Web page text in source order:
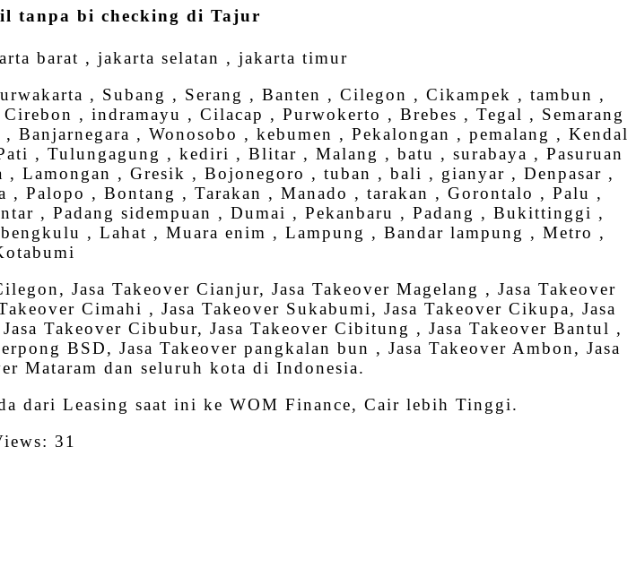
tanpa bi checking di Tajur
barat , jakarta selatan , jakarta timur
, Subang , Serang , Banten , Cilegon , Cikampek , tambun ,
, indramayu , Cilacap , Purwokerto , Brebes , Tegal , Semarang
, Wonosobo , kebumen , Pekalongan , pemalang , Kendal
, Tulungagung , kediri , Blitar , Malang , batu , surabaya , Pasuruan
Lamongan , Gresik , Bojonegoro , tuban , bali , gianyar , Denpasar ,
Palopo , Bontang , Tarakan , Manado , tarakan , Gorontalo , Palu ,
, Padang sidempuan , Dumai , Pekanbaru , Padang , Bukittinggi ,
, Lahat , Muara enim , Lampung , Bandar lampung , Metro ,
Jasa Takeover Cianjur, Jasa Takeover Magelang , Jasa Takeover
Cimahi , Jasa Takeover Sukabumi, Jasa Takeover Cikupa, Jasa
Takeover Cibubur, Jasa Takeover Cibitung , Jasa Takeover Bantul ,
BSD, Jasa Takeover pangkalan bun , Jasa Takeover Ambon, Jasa
Mataram dan seluruh kota di Indonesia.
dari Leasing saat ini ke WOM Finance, Cair lebih Tinggi.
31